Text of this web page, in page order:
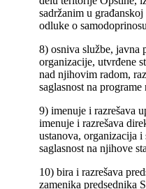
sadržanim u
odluke o
8) osniva službe, javna
organizacije, utvrđene
nad njihovim radom,
saglasnost na
9) imenuje i razrešava
imenuje i razrešava
ustanova, organizacija
saglasnost na njihove
10) bira i razrešava
zamenika predsednika